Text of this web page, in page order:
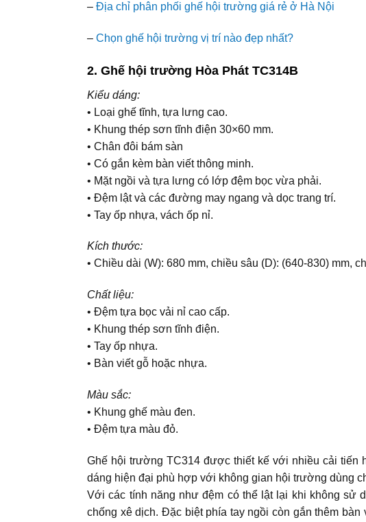
– Địa chỉ phân phối ghế hội trường giá rẻ ở Hà Nội
– Chọn ghế hội trường vị trí nào đẹp nhất?
2. Ghế hội trường Hòa Phát TC314B
Kiểu dáng:
• Loại ghế tĩnh, tựa lưng cao.
• Khung thép sơn tĩnh điện 30×60 mm.
• Chân đôi bám sàn
• Có gắn kèm bàn viết thông minh.
• Mặt ngồi và tựa lưng có lớp đệm bọc vừa phải.
• Đệm lật và các đường may ngang và dọc trang trí.
• Tay ốp nhựa, vách ốp nỉ.
Kích thước:
• Chiều dài (W): 680 mm, chiều sâu (D): (640-830) mm,
Chất liệu:
• Đệm tựa bọc vải nỉ cao cấp.
• Khung thép sơn tĩnh điện.
• Tay ốp nhựa.
• Bàn viết gỗ hoặc nhựa.
Màu sắc:
• Khung ghế màu đen.
• Đệm tựa màu đỏ.
Ghế hội trường TC314 được thiết kế với nhiều cải tiến
dáng hiện đại phù hợp với không gian hội trường dùng
Với các tính năng như đệm có thể lật lại khi không sử
chống xê dịch. Đặc biệt phía tay ngồi còn gắn thêm